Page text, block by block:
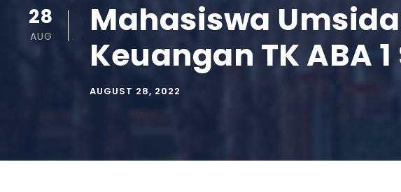
28
AUG
Mahasiswa
Keuangan TK ABA
AUGUST 28, 2022